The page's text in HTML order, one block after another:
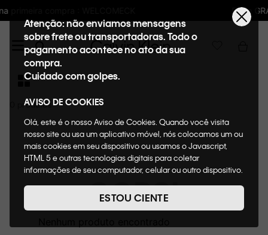
Frete GRÁTIS nas compras acima
Atenção: não enviamos mensagens
sobre frete ou transportadoras. Todo o
pagamento acontece no ato da sua
compra.
Cuidado com golpes.
AVISO DE COOKIES
Olá, este é o nosso Aviso de Cookies. Quando você visita
nosso site ou usa um aplicativo móvel, nós colocamos um ou
mais cookies em seu dispositivo ou usamos o Javascript,
HTML 5 e outras tecnologias digitais para coletar
informações de seu computador, celular ou outro dispositivo.
de cookies, informaremos quais cookies usaremos e quais
suas funções. A forma como processamos os dados
nosso Aviso de Privacidade. Quando você visita nosso site,
ESTOU CIENTE
OOPS!